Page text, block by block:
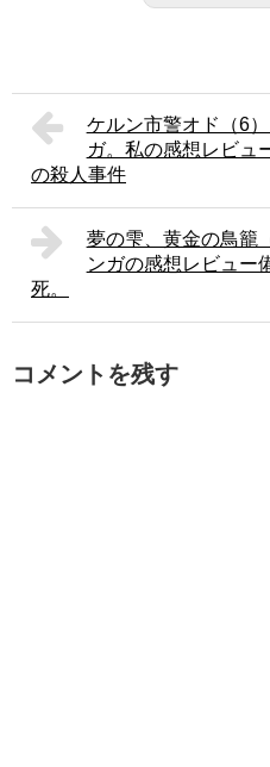
ケルン市警オド（
ガ。私の感想レビュ
の殺人事件
夢の雫、黄金の鳥
ンガの感想レビュー
死。
コメントを残す